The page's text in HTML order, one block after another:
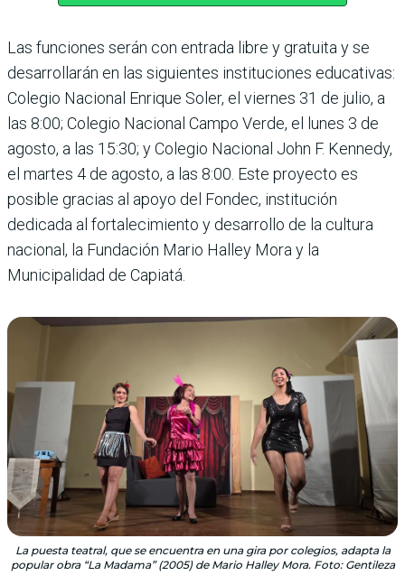
Las funciones serán con entrada libre y gratuita y se
desarrollarán en las siguientes instituciones educativas:
Colegio Nacional Enrique Soler, el viernes 31 de julio, a
las 8:00; Colegio Nacional Campo Verde, el lunes 3 de
agosto, a las 15:30; y Colegio Nacional John F. Kennedy,
el martes 4 de agosto, a las 8:00. Este proyecto es
posible gracias al apoyo del Fondec, institución
dedicada al fortalecimiento y desarrollo de la cultura
nacional, la Fundación Mario Halley Mora y la
Municipalidad de Capiatá.
La puesta teatral, que se encuentra en una gira por colegios, adapta la
popular obra “La Madama” (2005) de Mario Halley Mora. Foto: Gentileza